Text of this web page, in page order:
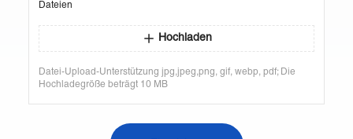
Dateien
Hochladen
Datei-Upload-Unterstützung jpg,jpeg,png, gif, webp, pdf; Die
Hochladegröße beträgt 10 MB